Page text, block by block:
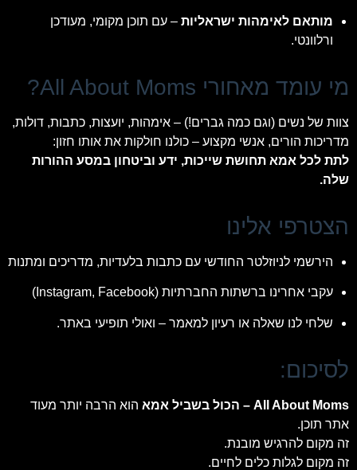
מותאם לאימהות ישראליות – עם תוכן מקומי, מעודכן
ורלוונטי.
מי עומד מאחורי All About Moms?
צוות של נשים (וגם כמה גברים!) – אימהות, יועצות, כתבות, דולות,
מדריכות הורים, אנשי מקצוע – כולנו חולקות את אותו חזון:
לתת לכל אמא תחושת שייכות, ידע וביטחון במסע ההורות
שלה.
הצטרפי אלינו
הירשמי לניוזלטר החודשי עם כתבות בלעדיות, מדריכים ומתנות
עקבי אחרינו ברשתות החברתיות (Instagram, Facebook)
שלחי לנו שאלה או רעיון למאמר – ואולי תופיעי באתר.
לסיכום:
All About Moms – הכול בשביל אמא
הוא הרבה יותר מעוד
אתר תוכן.
זה מקום להרגיש מובנת.
זה מקום לגלות כלים לחיים.